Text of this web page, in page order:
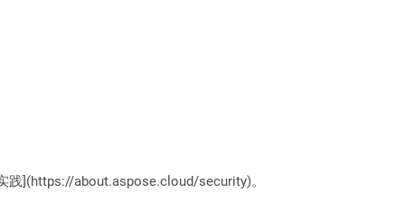
践](https://about.aspose.cloud/security)。